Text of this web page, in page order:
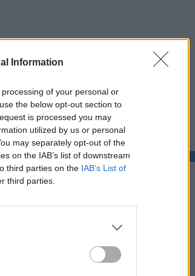
Information
of your personal or
the below opt-out section to
is processed you may
utilized by us or personal
may separately opt-out of the
on the IAB’s list of downstream
third parties on the IAB’s List of
third parties.